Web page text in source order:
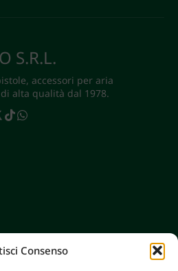
Consenso
S.R.L.
accessori per aria
alta qualità dal 1978.